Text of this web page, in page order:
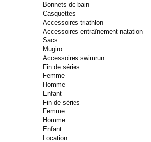
Bonnets de bain
Casquettes
Accessoires triathlon
Accessoires entraînement natation
Sacs
Mugiro
Accessoires swimrun
Fin de séries
Femme
Homme
Enfant
Fin de séries
Femme
Homme
Enfant
Location